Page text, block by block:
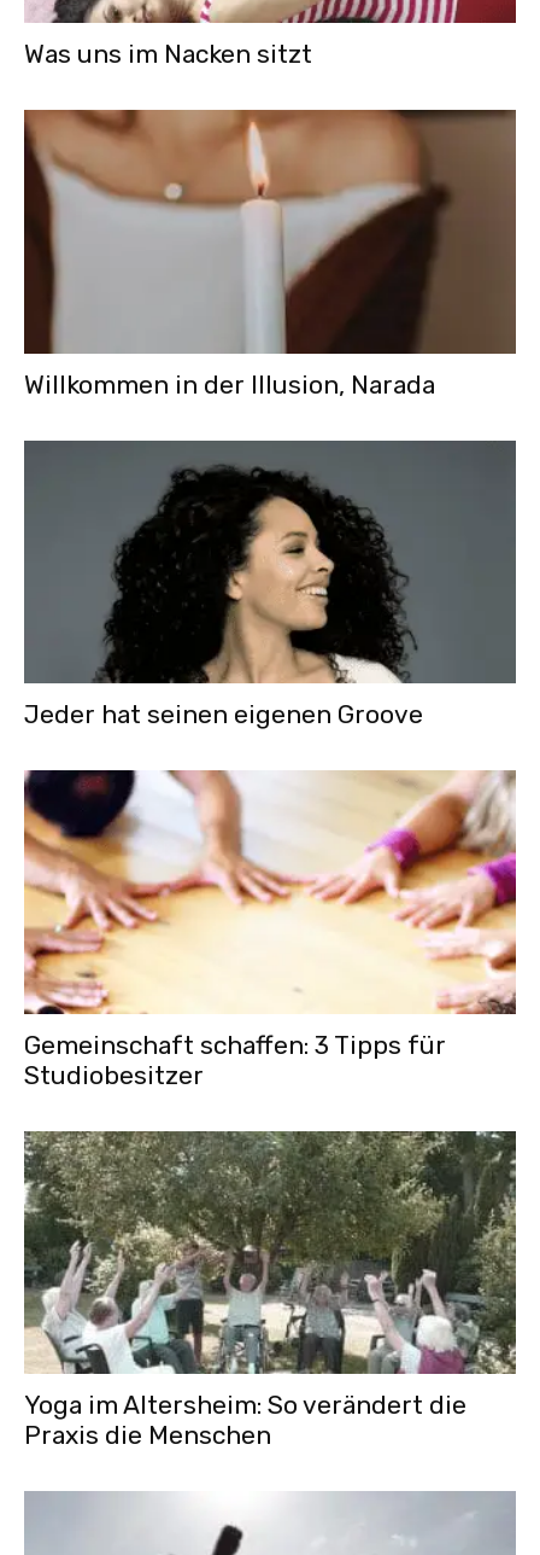
Was uns im Nacken sitzt
Willkommen in der Illusion, Narada
Jeder hat seinen eigenen Groove
Gemeinschaft schaffen: 3 Tipps für
Studiobesitzer
Yoga im Altersheim: So verändert die
Praxis die Menschen